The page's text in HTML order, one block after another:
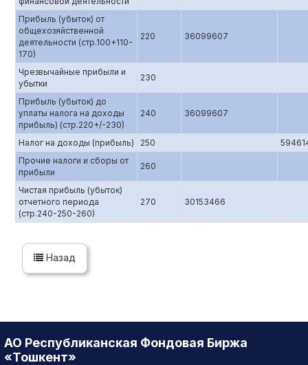
Прибыль (убыток) от
общехозяйственной
деятельности (стр.100+110-
170)
220 36099607
Чрезвычайные прибыли и
убытки
230
Прибыль (убыток) до
уплаты налога на доходы
прибыль) (стр.220+/-230)
240 36099607
Налог на доходы (прибыль) 250
Прочие налоги и сборы от
прибыли
260
Чистая прибыль (убыток)
отчетного периода
(стр.240-250-260)
270 30153466
Назад
АО Республиканская Фондовая Биржа
«Тошкент»